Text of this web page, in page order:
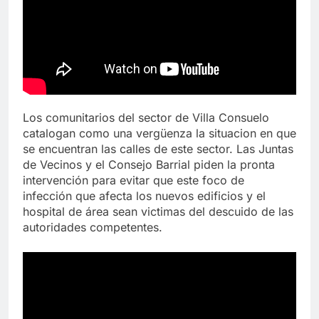
Los comunitarios del sector de Villa Consuelo
catalogan como una vergüenza la situacion en que
se encuentran las calles de este sector. Las Juntas
de Vecinos y el Consejo Barrial piden la pronta
intervención para evitar que este foco de
infección que afecta los nuevos edificios y el
hospital de área sean victimas del descuido de las
autoridades competentes.